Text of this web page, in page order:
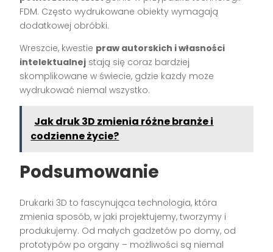
FDM. Często wydrukowane obiekty wymagają
dodatkowej obróbki.
Wreszcie, kwestie praw autorskich i własności
intelektualnej stają się coraz bardziej
skomplikowane w świecie, gdzie każdy może
wydrukować niemal wszystko.
Jak druk 3D zmienia różne branże i
codzienne życie?
Podsumowanie
Drukarki 3D to fascynująca technologia, która
zmienia sposób, w jaki projektujemy, tworzymy i
produkujemy. Od małych gadżetów po domy, od
prototypów po organy – możliwości są niemal